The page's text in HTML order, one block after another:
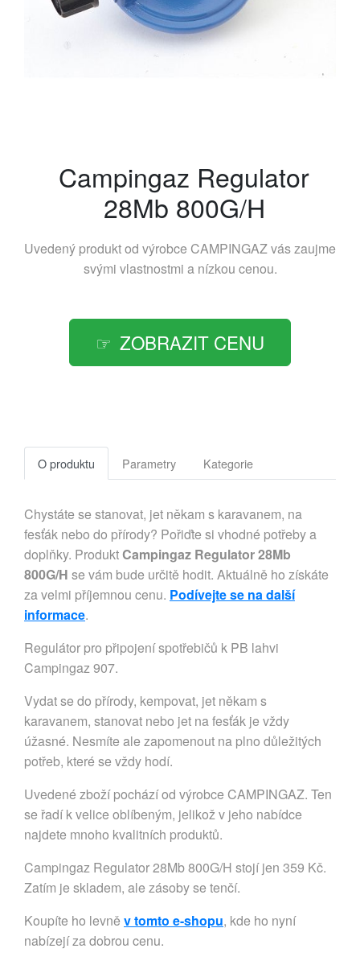
Campingaz Regulator
28Mb 800G/H
Uvedený produkt od výrobce CAMPINGAZvás zaujme
svými vlastnostmi a nízkou cenou.
ZOBRAZIT CENU
O produktu Parametry Kategorie
Chystáte se stanovat, jet někam s karavanem, na
fesťák nebo do přírody? Pořiďte si vhodné potřeby a
doplňky. ProduktCampingaz Regulator 28Mb
800G/H se vám bude určitě hodit. Aktuálně ho získáte
za velmi příjemnou cenu. Podívejte se na další
informace.
Regulátor pro připojení spotřebičů k PB lahvi
Campingaz 907.
Vydat se do přírody, kempovat, jet někam s
karavanem, stanovat nebo jet na fesťák je vždy
úžasné. Nesmíte ale zapomenout na plno důležitých
potřeb, které se vždy hodí.
Uvedené zboží pochází od výrobce CAMPINGAZ. Ten
se řadí k velice oblíbeným, jelikož v jeho nabídce
najdete mnoho kvalitních produktů.
Campingaz Regulator 28Mb 800G/H stojí jen 359 Kč.
Zatím je skladem, ale zásoby se tenčí.
Koupíte ho levně v tomto e-shopu, kde ho nyní
nabízejí za dobrou cenu.